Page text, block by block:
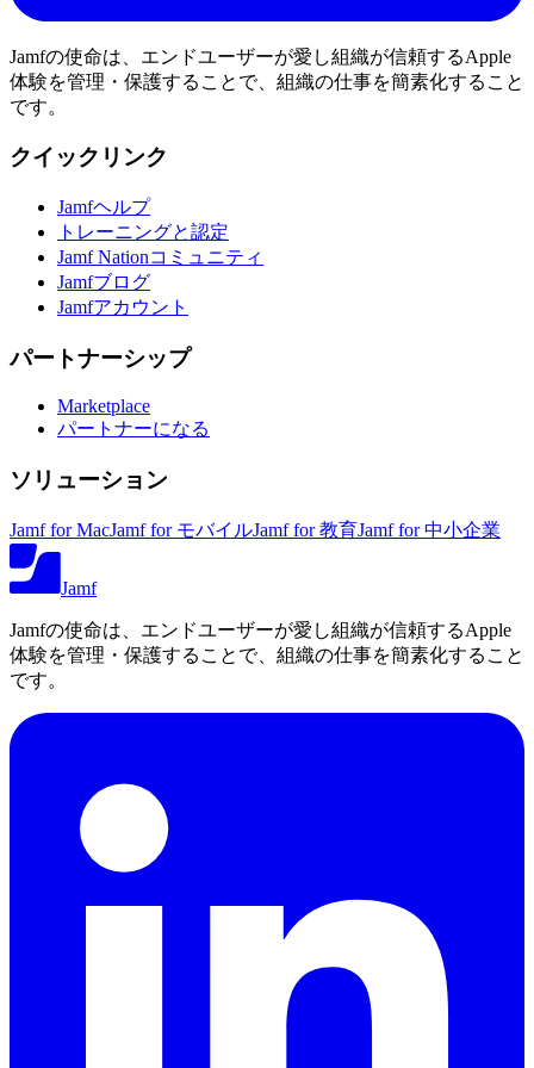
Jamfの使命は、エンドユーザーが愛し組織が信頼するApple
体験を管理・保護することで、組織の仕事を簡素化すること
です。
クイックリンク
Jamfヘルプ
トレーニングと認定
Jamf Nationコミュニティ
Jamfブログ
Jamfアカウント
パートナーシップ
Marketplace
パートナーになる
ソリューション
Jamf for MacJamf for モバイルJamf for 教育Jamf for 中小企業
Jamf
Jamfの使命は、エンドユーザーが愛し組織が信頼するApple
体験を管理・保護することで、組織の仕事を簡素化すること
です。